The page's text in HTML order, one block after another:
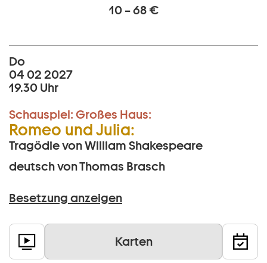
10 – 68 €
Do
04 02 2027
19.30 Uhr
Schauspiel: Großes Haus:
Romeo und Julia:
Tragödie von William Shakespeare
deutsch von Thomas Brasch
Besetzung anzeigen
Karten